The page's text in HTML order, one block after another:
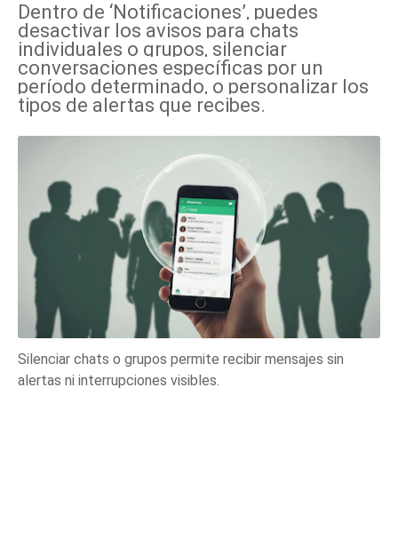
Dentro de ‘Notificaciones’, puedes
desactivar los avisos para chats
individuales o grupos, silenciar
conversaciones específicas por un
período determinado, o personalizar los
tipos de alertas que recibes.
Silenciar chats o grupos permite recibir mensajes sin
alertas ni interrupciones visibles.